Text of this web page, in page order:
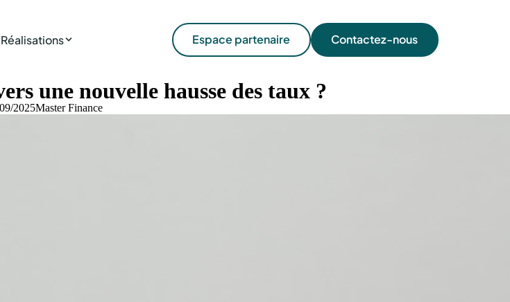
Réalisations Espace partenaire Contactez-nous
une nouvelle hausse des taux ?
2025Master Finance